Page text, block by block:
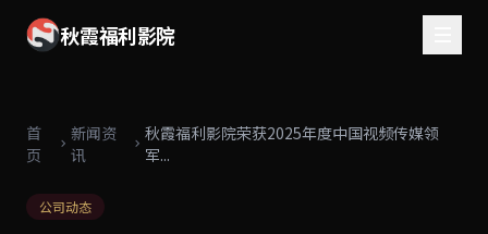
秋霞福利影院
首
页
新闻资
讯
秋霞福利影院荣获2025年度中国视频传媒领
军...
公司动态